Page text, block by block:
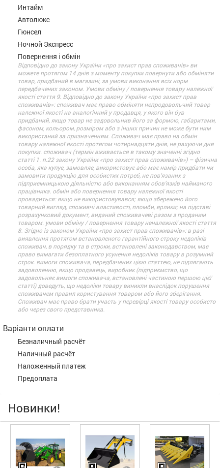
Интайм
Автолюкс
Гюнсел
Ночной Экспресс
Повернення і обмін
Відповідно до закону України «про захист прав споживачів» ви
можете протягом 14 днів з моменту покупки повернути або обміняти
товар, придбаний в магазині, за умови виконання всіх норм
передбачених законом. Умови обміну / повернення товару належної
якості стаття 9. Відповідно до закону України «про захист прав
споживачів»: споживач має право обміняти непродовольчий товар
належної якості на аналогічний у продавця, у якого він був
придбаний, якщо товар не задовольнив його за формою, габаритами,
фасоном, кольором, розміром або з інших причин не може бути ним
використаний за призначенням. Споживач має право на обмін
товару належної якості протягом чотирнадцяти днів, не рахуючи дня
покупки. споживач (термін вживається в такому значенні згідно
статті 1. п.22 закону України «про захист прав споживачів») – фізична
особа, яка купує, замовляє, використовує або має намір придбати чи
замовити продукцію для особистих потреб, не пов’язаних з
підприємницькою діяльністю або виконанням обов’язків найманого
працівника. обмін або повернення товару належної якості
провадиться: якщо не використовувався; якщо збережено його
товарний вигляд, споживчі властивості, пломби, ярлики; на підставі
розрахунковий документ, виданий споживачеві разом з проданим
товаром. умови обміну / повернення товару неналежної якості стаття
8. Згідно із законом України «про захист прав споживачів»: в разі
виявлення протягом встановленого гарантійного строку недоліків
споживач, в порядку та в строки, встановлені законодавством, має
право вимагати безоплатного усунення недоліків товару в розумний
строк. вимоги споживача, передбачених цією статтею, не підлягають
задоволенню, якщо продавець, виробник (підприємство, що
задовольняє вимоги споживача, встановлені частиною першою цієї
статті) доведуть, що недоліки товару виникли внаслідок порушення
споживачем правил користування товаром або його зберігання.
Споживач має право брати участь у перевірці якості товару особисто
або через свого представника.
Варіанти оплати
Безналичный расчёт
Наличный расчёт
Наложенный платеж
Предоплата
Новинки!